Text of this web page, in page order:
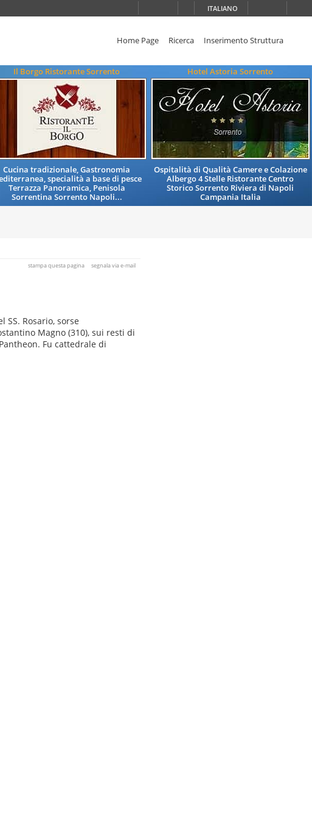
ITALIANO
Home Page Ricerca Inserimento Struttura
Il Borgo Ristorante Sorrento
Cucina tradizionale, Gastronomia
specialità a base di pesce
Terrazza Panoramica, Penisola
Sorrentina Sorrento Napoli...
Hotel Astoria Sorrento
Ospitalità di Qualità Camere e Colazione
Albergo 4 Stelle Ristorante Centro
Storico Sorrento Riviera di Napoli
Campania Italia
stampa questa pagina segnala via e-mail
SS. Rosario, sorse
Magno (310), sui resti di
Fu cattedrale di